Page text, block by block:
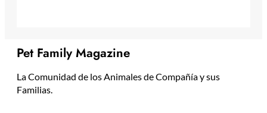
Pet Family Magazine
La Comunidad de los Animales de Compañía y sus
Familias.